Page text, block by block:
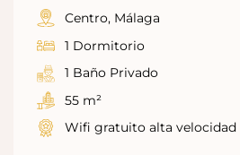
Centro, Málaga
1 Dormitorio
1 Baño Privado
55 m²
Wifi gratuito alta velocidad